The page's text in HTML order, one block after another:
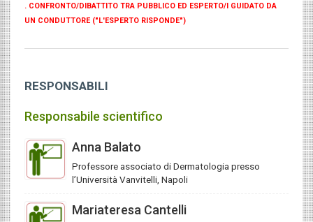
. CONFRONTO/DIBATTITO TRA PUBBLICO ED ESPERTO/I GUIDATO DA
UN CONDUTTORE ("L'ESPERTO RISPONDE")
RESPONSABILI
Responsabile scientifico
Anna Balato
Professore associato di Dermatologia presso
l’Università Vanvitelli, Napoli
Mariateresa Cantelli